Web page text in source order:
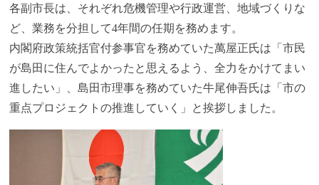
各副市長は、それぞれ危機管理や行政運営、地域づくりな
ど、業務を分担して4年間の任期を務めます。
内閣府政策統括官付参事官を務めていた萬屋正氏は「市民
が島田に住んでよかったと思えるよう、全力をかけてまい
進したい」、島田市理事を務めていた牛尾伸吾氏は「市の
重点プロジェクトの推進していく」と挨拶しました。